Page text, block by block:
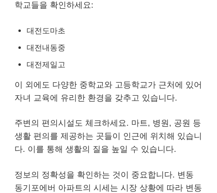
학교들을 확인하세요:
대전도마초
대전내동중
대전제일고
이 외에도 다양한 중학교와 고등학교가 근처에 있어
자녀 교육에 유리한 환경을 갖추고 있습니다.
주변의 편의시설도 체크하세요. 마트, 병원, 공원 등
생활 편의를 제공하는 곳들이 인근에 위치해 있습니
다. 이를 통해 생활의 질을 높일 수 있습니다.
정보의 정확성을 확인하는 것이 중요합니다. 변동
동기포에버 아파트의 시세는 시장 상황에 따라 변동